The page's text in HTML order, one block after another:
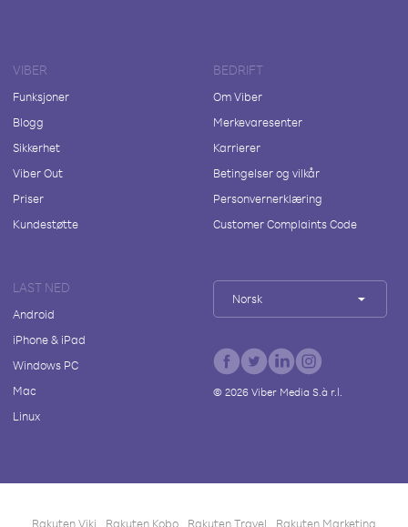
VIBER
Funksjoner
Blogg
Sikkerhet
Viber Out
Priser
Kundestøtte
BEDRIFT
Om Viber
Merkevaresenter
Karrierer
Betingelser og vilkår
Personvernerklæring
Customer Complaints Code
LAST NED
Android
iPhone & iPad
Windows PC
Mac
Linux
Norsk
© 2026Viber Media S.à r.l.
Rakuten Viki Rakuten Kobo Rakuten Travel Rakuten Marketing